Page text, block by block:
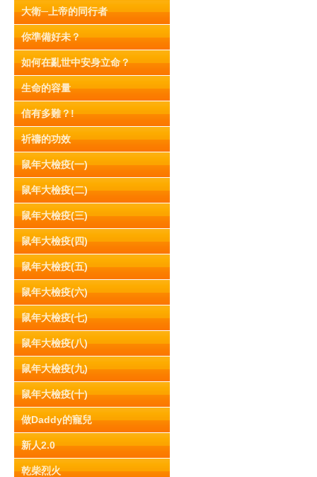
大衛─上帝的同行者
你準備好未？
如何在亂世中安身立命？
生命的容量
信有多難？!
祈禱的功效
鼠年大檢疫(一)
鼠年大檢疫(二)
鼠年大檢疫(三)
鼠年大檢疫(四)
鼠年大檢疫(五)
鼠年大檢疫(六)
鼠年大檢疫(七)
鼠年大檢疫(八)
鼠年大檢疫(九)
鼠年大檢疫(十)
做Daddy的寵兒
新人2.0
乾柴烈火